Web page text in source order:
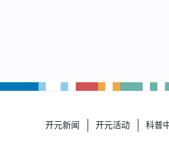
开元新闻 开元活动 科普